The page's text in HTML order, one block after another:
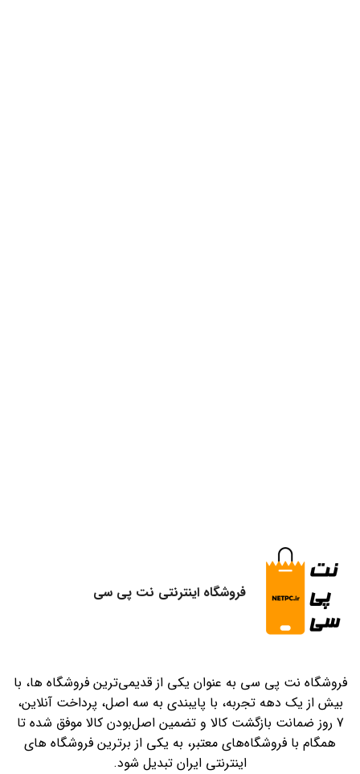
فروشگاه اینترنتی نت پی سی
فروشگاه نت پی سی به عنوان یکی از قدیمی‌ترین فروشگاه ها، با
بیش از یک دهه تجربه، با پایبندی به سه اصل، پرداخت آنلاین،
7 روز ضمانت بازگشت کالا و تضمین اصل‌بودن کالا موفق شده تا
همگام با فروشگاه‌های معتبر، به یکی از برترین فروشگاه های
اینترنتی ایران تبدیل شود.